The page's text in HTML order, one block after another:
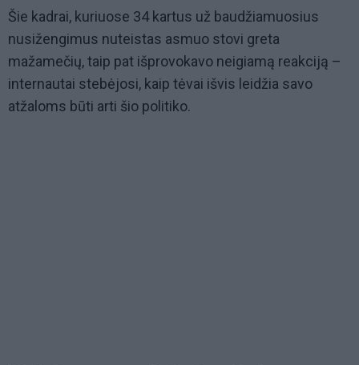
Šie kadrai, kuriuose 34 kartus už baudžiamuosius
nusižengimus nuteistas asmuo stovi greta
mažamečių, taip pat išprovokavo neigiamą reakciją –
internautai stebėjosi, kaip tėvai išvis leidžia savo
atžaloms būti arti šio politiko.